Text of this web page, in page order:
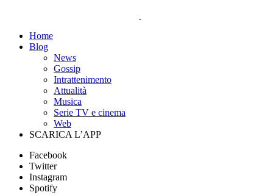
Home
Blog
News
Gossip
Intrattenimento
Attualità
Musica
Serie TV e cinema
Web
SCARICA L’APP
Facebook
Twitter
Instagram
Spotify